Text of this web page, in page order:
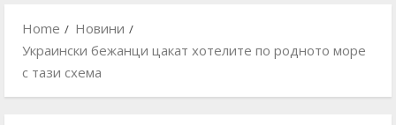
Home
Новини
Украински бежанци цакат хотелите по родното море
с тази схема